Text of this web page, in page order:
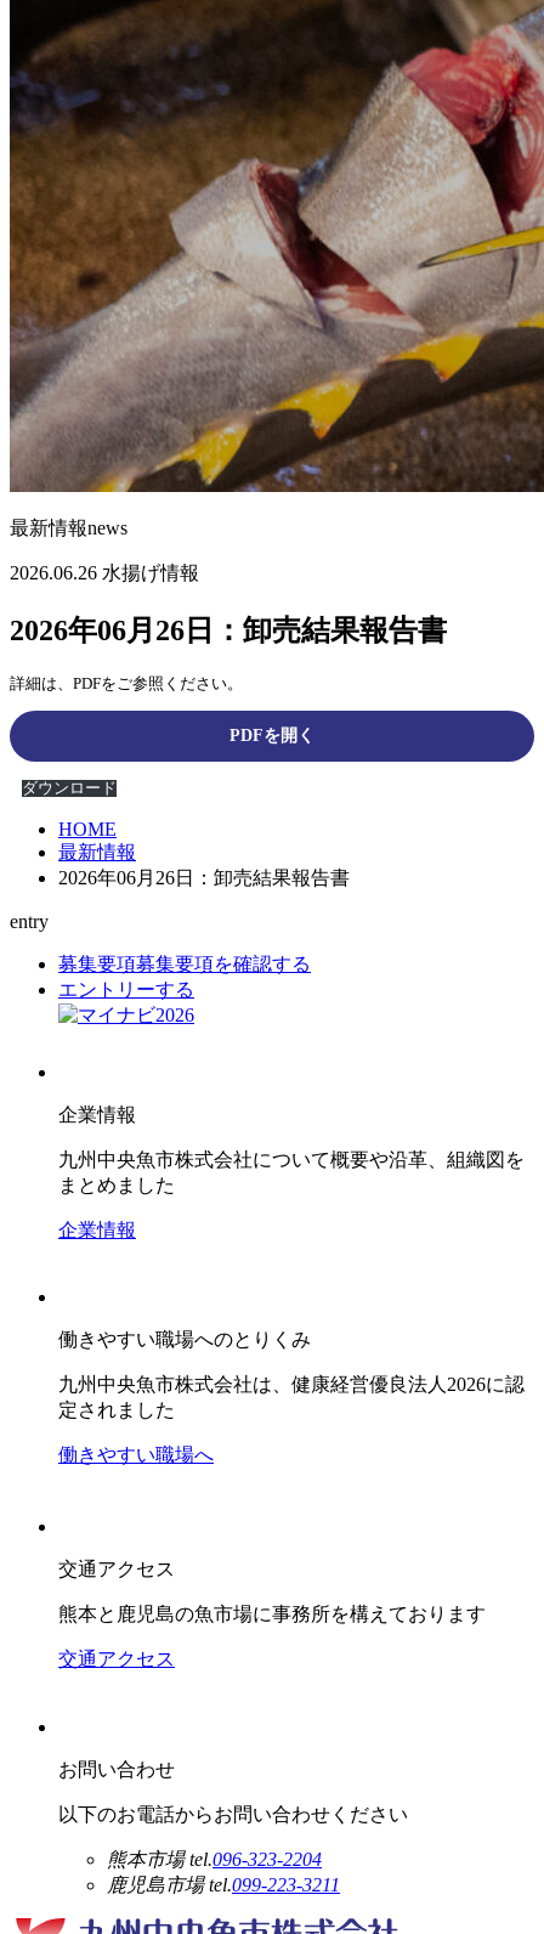
最新情報news
2026.06.26 水揚げ情報
2026年06月26日：卸売結果報告書
詳細は、PDFをご参照ください。
PDFを開く
ダウンロード
HOME
最新情報
2026年06月26日：卸売結果報告書
entry
募集要項募集要項を確認する
エントリーする
企業情報
九州中央魚市株式会社について概要や沿革、組織図を
まとめました
企業情報
働きやすい職場へのとりくみ
九州中央魚市株式会社は、健康経営優良法人2026に認
定されました
働きやすい職場へ
交通アクセス
熊本と鹿児島の魚市場に事務所を構えております
交通アクセス
お問い合わせ
以下のお電話からお問い合わせください
熊本市場 tel.096-323-2204
鹿児島市場 tel.099-223-3211